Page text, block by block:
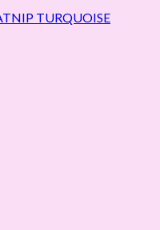
TURQUOISE